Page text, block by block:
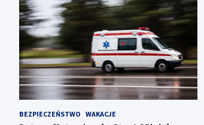
BEZPIECZEŃSTWO WAKACJE